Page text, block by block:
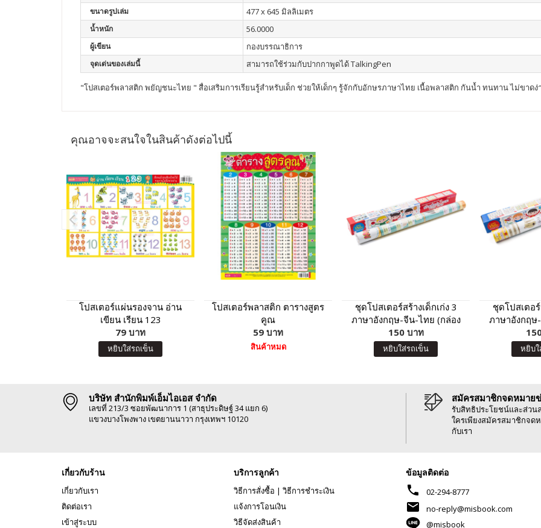
ขนาดรูปเล่ม 477 x 645 มิลลิเมตร
น้ำหนัก 56.0000
ผู้เขียน กองบรรณาธิการ
จุดเด่นของเล่มนี้ สามารถใช้ร่วมกับปากกาพูดได้ TalkingPen
"โปสเตอร์พลาสติก พยัญชนะไทย " สื่อเสริมการเรียนรู้สำหรับเด็ก ช่วยให้เด็กๆ รู้จักกับอักษรภาษาไทย เนื้อพลาสติก กันน้ำ ทนทาน ไม่ขาดง่
คุณอาจจะสนใจในสินค้าดังต่อไปนี้
โปสเตอร์แผ่นรองจาน อ่าน
เขียน เรียน 123
79 บาท
หยิบใส่รถเข็น
โปสเตอร์พลาสติก ตารางสูตร
คูณ
59 บาท
สินค้าหมด
ชุดโปสเตอร์สร้างเด็กเก่ง 3
ภาษาอังกฤษ-จีน-ไทย (กล่อง
แดง)
150 บาท
หยิบใส่รถเข็น
ชุดโปสเตอร์
ภาษาอังกฤษ
น้
หยิบใ
บริษัท สำนักพิมพ์เอ็มไอเอส จำกัด
เลขที่ 213/3 ซอยพัฒนาการ 1 (สาธุประดิษฐ์ 34 แยก 6)
แขวงบางโพงพาง เขตยานนาวา กรุงเทพฯ 10120
สมัครสมาชิกจดหมาย
รับสิทธิประโยชน์และส่วน
ใครเพียงสมัครสมาชิกจด
กับเรา
เกี่ยวกับร้าน
เกี่ยวกับเรา
ติดต่อเรา
เข้าสู่ระบบ
บริการลูกค้า
วิธีการสั่งซื้อ | วิธีการชำระเงิน
แจ้งการโอนเงิน
วิธีจัดส่งสินค้า
ข้อมูลติดต่อ
phone 02-294-8777
mail
no-reply@misbook.com
@misbook